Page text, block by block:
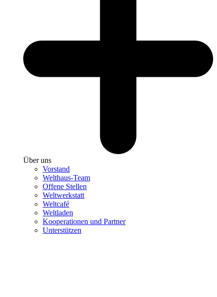
Über uns
Vorstand
Welthaus-Team
Offene Stellen
Weltwerkstatt
Weltcafé
Weltladen
Kooperationen und Partner
Unterstützen